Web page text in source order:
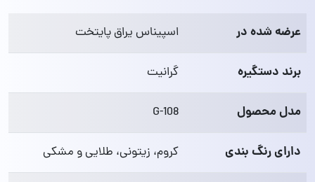
عرضه شده در اسپیناس یراق پایتخت
برند دستگیره گرانیت
مدل محصول G-108
دارای رنگ بندی کروم، زیتونی، طلایی و مشکی